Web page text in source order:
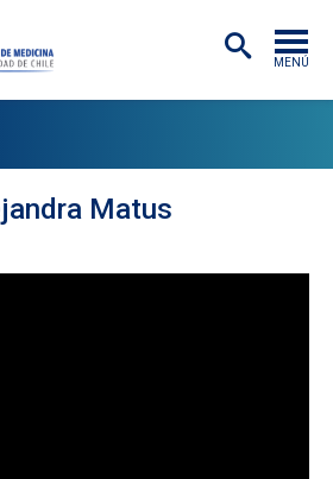
MENÚ
OS
PREGRADO
Matus